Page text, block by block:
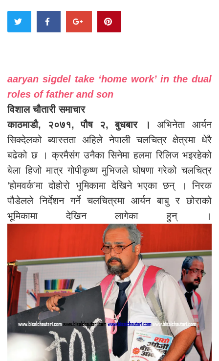
aaryan sigdel take ‘home work’ in the dual
roles of father and son
विशाल चौतारी समाचार
काठमाडौ, २०७१, पौष २, बुधबार ।
अभिनेता आर्यन
सिक्देलको ब्यास्तता अहिले नेपाली चलचित्र क्षेत्रमा धेरै
बढेको छ । क्रमैसंग उनैका सिनेमा हलमा रिलिज भइरहेको
बेला हिजो मात्र गोपीकृष्ण मुभिजले घोषणा गरेको चलचित्र
‘होमवर्क’मा दोहोरो भूमिकामा देखिने भएका छन् । निरक
पौडेलले निर्देशन गर्ने चलचित्रमा आर्यन बाबु र छोराको
भूमिकामा देखिन लागेका हुन् ।